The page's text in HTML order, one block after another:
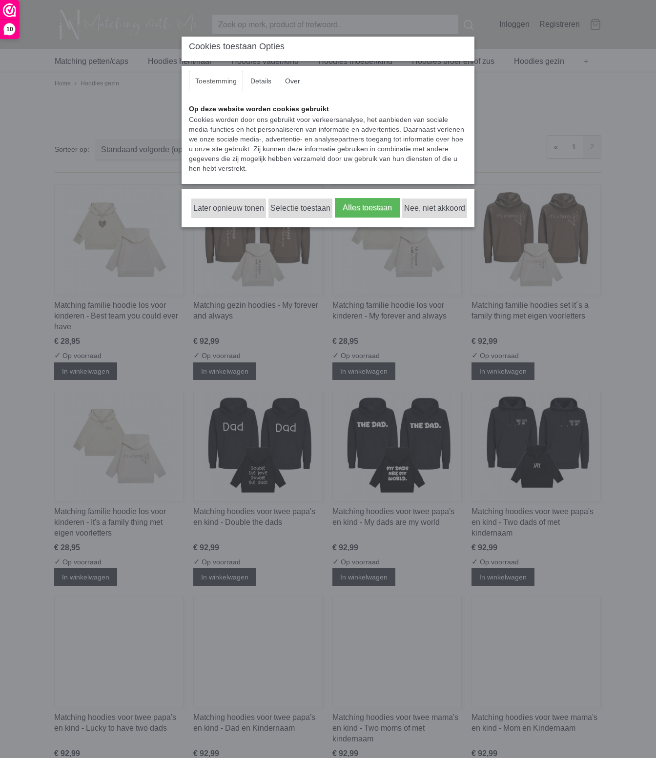
10
Inloggen Registreren
Matching petten/caps Hoodies hem/haar Hoodies vader/kind Hoodies moeder/kind Hoodies broer en/of zus Hoodies gezin +
Home › Hoodies gezin
Sorteer op: « 1 2
Matching familie hoodie los voor
kinderen - Best team you could ever
have
€ 28,95
✓ Op voorraad
In winkelwagen
Matching gezin hoodies - My forever
and always
€ 92,99
✓ Op voorraad
In winkelwagen
Matching familie hoodie los voor
kinderen - My forever and always
€ 28,95
✓ Op voorraad
In winkelwagen
Matching familie hoodies set it´s a
family thing met eigen voorletters
€ 92,99
✓ Op voorraad
In winkelwagen
Matching familie hoodie los voor
kinderen - It's a family thing met
eigen voorletters
€ 28,95
✓ Op voorraad
In winkelwagen
Matching hoodies voor twee papa's
en kind - Double the dads
€ 92,99
✓ Op voorraad
In winkelwagen
Matching hoodies voor twee papa's
en kind - My dads are my world
€ 92,99
✓ Op voorraad
In winkelwagen
Matching hoodies voor twee papa's
en kind - Two dads of met
kindernaam
€ 92,99
✓ Op voorraad
In winkelwagen
Matching hoodies voor twee papa's
en kind - Lucky to have two dads
€ 92,99
Matching hoodies voor twee papa's
en kind - Dad en Kindernaam
€ 92,99
Matching hoodies voor twee mama's
en kind - Two moms of met
kindernaam
€ 92,99
Matching hoodies voor twee mama's
en kind - Mom en Kindernaam
€ 92,99
Cookies toestaan Opties
Toestemming Details Over
Op deze website worden cookies gebruikt
Cookies worden door ons gebruikt voor verkeersanalyse, het aanbieden van sociale
media-functies en het personaliseren van informatie en advertenties. Daarnaast verlenen
we onze sociale media-, advertentie- en analysepartners toegang tot informatie over hoe
u onze site gebruikt. Zij kunnen deze informatie gebruiken in combinatie met andere
gegevens die zij mogelijk hebben verzameld door uw gebruik van hun diensten of die u
hen hebt verstrekt.
Later opnieuw tonen Selectie toestaan Alles toestaan Nee, niet akkoord